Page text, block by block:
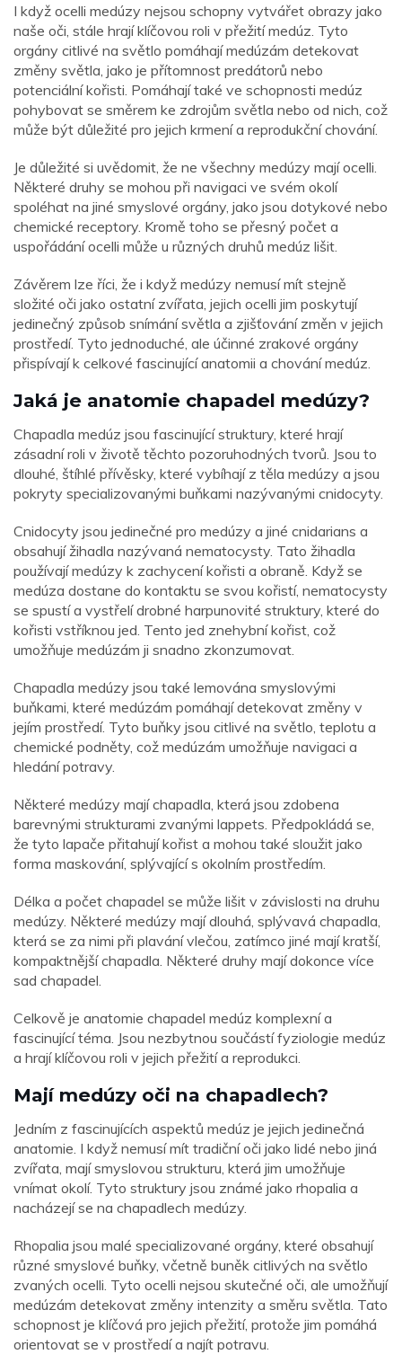
I když ocelli medúzy nejsou schopny vytvářet obrazy jako
naše oči, stále hrají klíčovou roli v přežití medúz. Tyto
orgány citlivé na světlo pomáhají medúzám detekovat
změny světla, jako je přítomnost predátorů nebo
potenciální kořisti. Pomáhají také ve schopnosti medúz
pohybovat se směrem ke zdrojům světla nebo od nich, což
může být důležité pro jejich krmení a reprodukční chování.
Je důležité si uvědomit, že ne všechny medúzy mají ocelli.
Některé druhy se mohou při navigaci ve svém okolí
spoléhat na jiné smyslové orgány, jako jsou dotykové nebo
chemické receptory. Kromě toho se přesný počet a
uspořádání ocelli může u různých druhů medúz lišit.
Závěrem lze říci, že i když medúzy nemusí mít stejně
složité oči jako ostatní zvířata, jejich ocelli jim poskytují
jedinečný způsob snímání světla a zjišťování změn v jejich
prostředí. Tyto jednoduché, ale účinné zrakové orgány
přispívají k celkové fascinující anatomii a chování medúz.
Jaká je anatomie chapadel medúzy?
Chapadla medúz jsou fascinující struktury, které hrají
zásadní roli v životě těchto pozoruhodných tvorů. Jsou to
dlouhé, štíhlé přívěsky, které vybíhají z těla medúzy a jsou
pokryty specializovanými buňkami nazývanými cnidocyty.
Cnidocyty jsou jedinečné pro medúzy a jiné cnidarians a
obsahují žihadla nazývaná nematocysty. Tato žihadla
používají medúzy k zachycení kořisti a obraně. Když se
medúza dostane do kontaktu se svou kořistí, nematocysty
se spustí a vystřelí drobné harpunovité struktury, které do
kořisti vstříknou jed. Tento jed znehybní kořist, což
umožňuje medúzám ji snadno zkonzumovat.
Chapadla medúzy jsou také lemována smyslovými
buňkami, které medúzám pomáhají detekovat změny v
jejím prostředí. Tyto buňky jsou citlivé na světlo, teplotu a
chemické podněty, což medúzám umožňuje navigaci a
hledání potravy.
Některé medúzy mají chapadla, která jsou zdobena
barevnými strukturami zvanými lappets. Předpokládá se,
že tyto lapače přitahují kořist a mohou také sloužit jako
forma maskování, splývající s okolním prostředím.
Délka a počet chapadel se může lišit v závislosti na druhu
medúzy. Některé medúzy mají dlouhá, splývavá chapadla,
která se za nimi při plavání vlečou, zatímco jiné mají kratší,
kompaktnější chapadla. Některé druhy mají dokonce více
sad chapadel.
Celkově je anatomie chapadel medúz komplexní a
fascinující téma. Jsou nezbytnou součástí fyziologie medúz
a hrají klíčovou roli v jejich přežití a reprodukci.
Mají medúzy oči na chapadlech?
Jedním z fascinujících aspektů medúz je jejich jedinečná
anatomie. I když nemusí mít tradiční oči jako lidé nebo jiná
zvířata, mají smyslovou strukturu, která jim umožňuje
vnímat okolí. Tyto struktury jsou známé jako rhopalia a
nacházejí se na chapadlech medúzy.
Rhopalia jsou malé specializované orgány, které obsahují
různé smyslové buňky, včetně buněk citlivých na světlo
zvaných ocelli. Tyto ocelli nejsou skutečné oči, ale umožňují
medúzám detekovat změny intenzity a směru světla. Tato
schopnost je klíčová pro jejich přežití, protože jim pomáhá
orientovat se v prostředí a najít potravu.